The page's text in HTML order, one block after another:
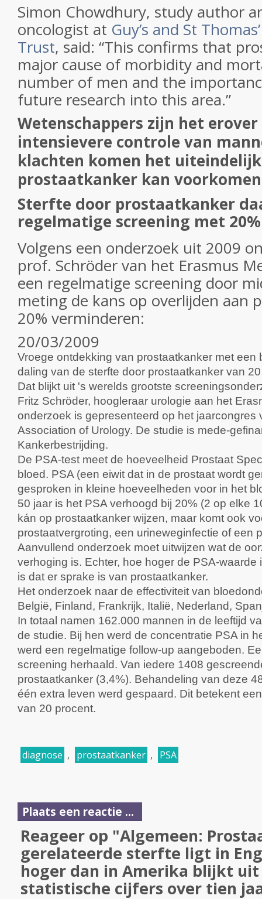
Simon Chowdhury, study author
oncologist at Guy’s and St
Trust, said: “This confirms that
major cause of morbidity and
number of men and the
future research into this area.”
Wetenschappers zijn het
intensievere controle van
klachten komen het
prostaatkanker kan
Sterfte door prostaatkanker
regelmatige screening met 20%
Volgens een onderzoek uit 2009
prof. Schröder van het Erasmus
een regelmatige screening door
meting de kans op overlijden aan
20% verminderen:
20/03/2009
Vroege ontdekking van prostaatkanker met een
daling van de sterfte door prostaatkanker van
Dat blijkt uit 's werelds grootste
Fritz Schröder, hoogleraar urologie aan het
onderzoek is gepresenteerd op het jaarcongres
Association of Urology. De studie is mede-
Kankerbestrijding.
De PSA-test meet de hoeveelheid Prostaat
bloed. PSA (een eiwit dat in de prostaat wordt
gesproken in kleine hoeveelheden voor in het
50 jaar is het PSA verhoogd bij 20% (2 op elke
kán op prostaatkanker wijzen, maar komt ook
prostaatvergroting, een urineweginfectie of een
Aanvullend onderzoek moet uitwijzen wat de
verhoging is. Echter, hoe hoger de PSA-
is dat er sprake is van prostaatkanker.
Het onderzoek naar de effectiviteit van
België, Finland, Frankrijk, Italië, Nederland,
In totaal namen 162.000 mannen in de leeftijd
de studie. Bij hen werd de concentratie PSA in
werd een regelmatige follow-up aangeboden.
screening herhaald. Van iedere 1408
prostaatkanker (3,4%). Behandeling van deze
één extra leven werd gespaard. Dit betekent
van 20 procent.
diagnose , prostaatkanker , PSA
Plaats een reactie ...
Reageer op "Algemeen:
gerelateerde sterfte ligt in
hoger dan in Amerika blijkt
statistische cijfers over tien